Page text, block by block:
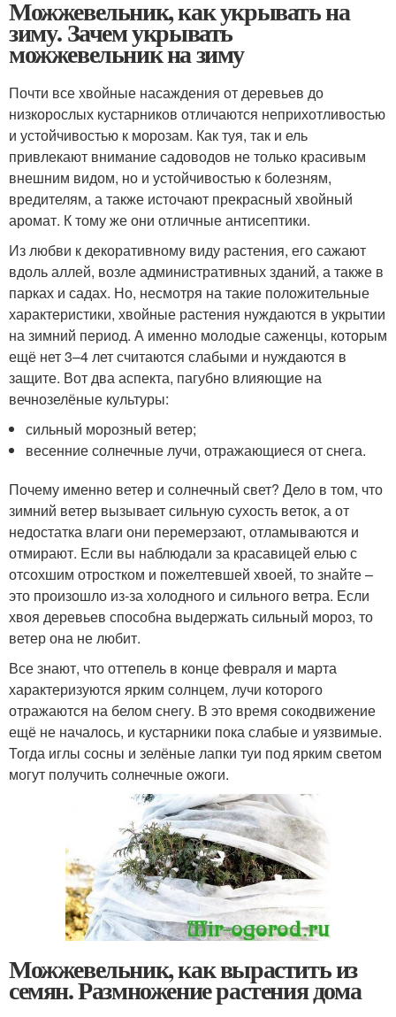
Можжевельник, как укрывать на
зиму. Зачем укрывать
можжевельник на зиму
Почти все хвойные насаждения от деревьев до
низкорослых кустарников отличаются неприхотливостью
и устойчивостью к морозам. Как туя, так и ель
привлекают внимание садоводов не только красивым
внешним видом, но и устойчивостью к болезням,
вредителям, а также источают прекрасный хвойный
аромат. К тому же они отличные антисептики.
Из любви к декоративному виду растения, его сажают
вдоль аллей, возле административных зданий, а также в
парках и садах. Но, несмотря на такие положительные
характеристики, хвойные растения нуждаются в укрытии
на зимний период. А именно молодые саженцы, которым
ещё нет 3–4 лет считаются слабыми и нуждаются в
защите. Вот два аспекта, пагубно влияющие на
вечнозелёные культуры:
сильный морозный ветер;
весенние солнечные лучи, отражающиеся от снега.
Почему именно ветер и солнечный свет? Дело в том, что
зимний ветер вызывает сильную сухость веток, а от
недостатка влаги они перемерзают, отламываются и
отмирают. Если вы наблюдали за красавицей елью с
отсохшим отростком и пожелтевшей хвоей, то знайте –
это произошло из-за холодного и сильного ветра. Если
хвоя деревьев способна выдержать сильный мороз, то
ветер она не любит.
Все знают, что оттепель в конце февраля и марта
характеризуются ярким солнцем, лучи которого
отражаются на белом снегу. В это время сокодвижение
ещё не началось, и кустарники пока слабые и уязвимые.
Тогда иглы сосны и зелёные лапки туи под ярким светом
могут получить солнечные ожоги.
Можжевельник, как вырастить из
семян. Размножение растения дома